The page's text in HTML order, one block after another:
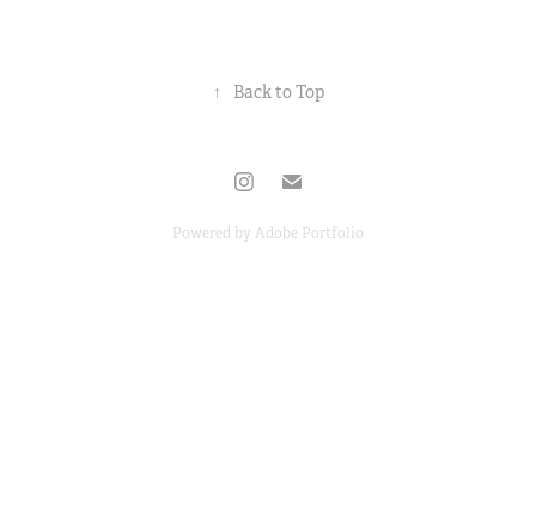
↑ Back to Top
Powered byAdobe Portfolio